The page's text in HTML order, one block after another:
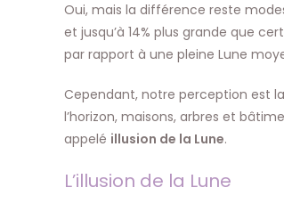
Oui, mais la différence reste
et jusqu’à 14% plus grande que
par rapport à une pleine Lune
Cependant, notre perception est
l’horizon, maisons, arbres et
appelé illusion de la Lune.
L’illusion de la Lune